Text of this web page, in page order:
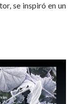
se inspiró en un